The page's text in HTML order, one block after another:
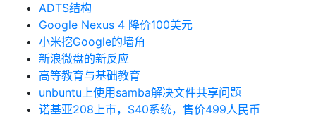
ADTS结构
Google Nexus 4 降价100美元
小米挖Google的墙角
新浪微盘的新反应
高等教育与基础教育
unbuntu上使用samba解决文件共享问题
诺基亚208上市，S40系统，售价499人民币